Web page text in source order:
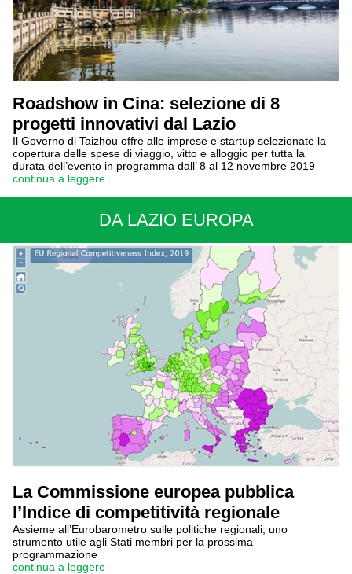
Roadshow in Cina: selezione di 8
progetti innovativi dal Lazio
Il Governo di Taizhou offre alle imprese e startup selezionate la
copertura delle spese di viaggio, vitto e alloggio per tutta la
durata dell’evento in programma dall’ 8 al 12 novembre 2019
continua a leggere
DA LAZIO EUROPA
La Commissione europea pubblica
l’Indice di competitività regionale
Assieme all’Eurobarometro sulle politiche regionali, uno
strumento utile agli Stati membri per la prossima
programmazione
continua a leggere